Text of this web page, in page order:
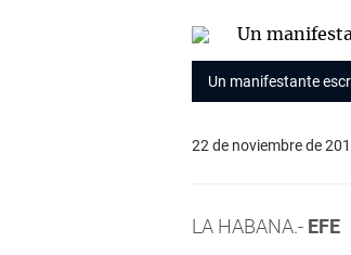
Un manifestante
22 de noviembre de
LA HABANA.- EFE